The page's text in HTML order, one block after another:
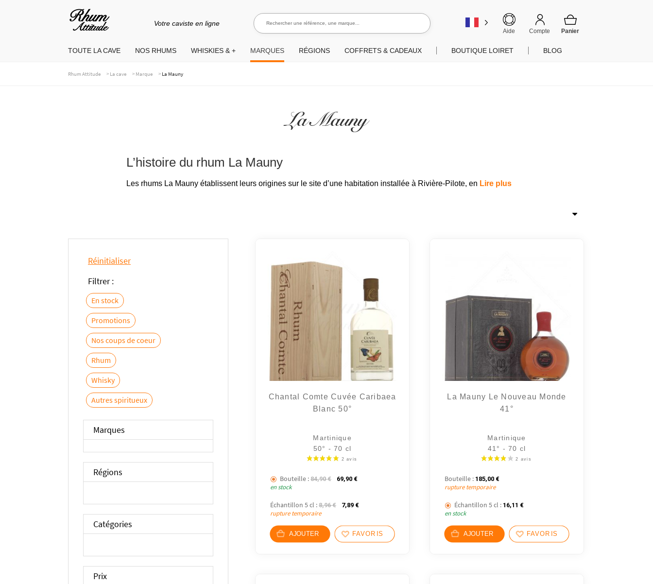
Aller
la
Aller
contenu
Votre caviste en ligne
Aide Compte
Rechercher une référence, une marque...
Rechercher
TOUTE LA CAVE NOS RHUMS WHISKIES & + MARQUES RÉGIONS COFFRETS & CADEAUX BOUTIQUE LOIRET BLOG
Rhum Attitude > La cave > Marque > La Mauny
La Mauny
L’histoire du rhum La Mauny
Les rhums La Mauny établissent leurs origines sur le site d’une habitation installée à Rivière-Pilote, en Lire plus
Réinitialiser
Filtrer :
En stock
Promotions
Nos coups de coeur
Rhum
Whisky
Autres spiritueux
Marques
Régions
Catégories
Prix
Chantal Comte Cuvée Caribaea
Blanc 50°
Martinique
50° - 70 cl
Bouteille : 84,90€ Le prix initial était : 84,90 €.
69,90 €Le prix actuel est : 69,90 €.
en stock
Échantillon 5 cl : 8,96€ Le prix initial était : 8,96 €.
7,89 €Le prix actuel est : 7,89 €.
rupture temporaire
AJOUTER FAVORIS
La Mauny Le Nouveau Monde
41°
Martinique
41° - 70 cl
Bouteille : 185,00 €
rupture temporaire
Échantillon 5 cl : 16,11 €
en stock
AJOUTER FAVORIS